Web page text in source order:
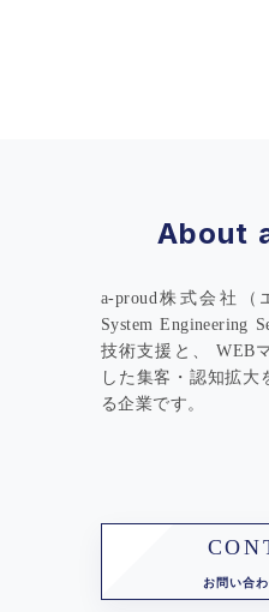
About
a-proud株式会社（
System Engineering
技術支援と、 WEB
した集客・認知拡大
る企業です。
お問い合